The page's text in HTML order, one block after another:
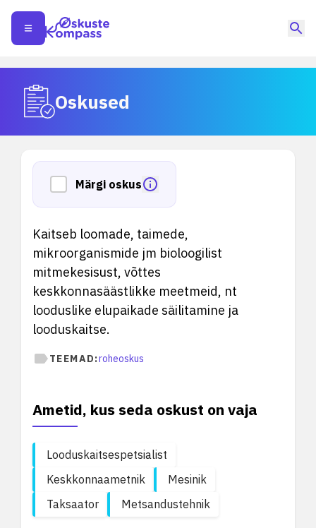
Oskused
Märgi oskus
Kaitseb loomade, taimede,
mikroorganismide jm bioloogilist
mitmekesisust, võttes
keskkonnasäästlikke meetmeid, nt
looduslike elupaikade säilitamine ja
looduskaitse.
TEEMAD:roheoskus
Ametid, kus seda oskust on vaja
Looduskaitsespetsialist
Keskkonnaametnik
Mesinik
Taksaator
Metsandustehnik